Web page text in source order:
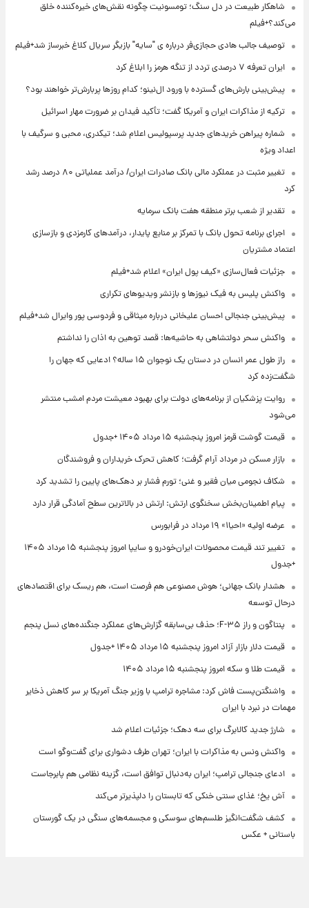
شاهکار طبیعت در دل سنگ؛ تومسونیت چگونه نقش‌های خیره‌کننده خلق
می‌کند؟+فیلم
توصیف جالب هادی حجازی‌فر درباره ی "سایه" بازیگر سریال کلاغ خبرساز شد+فیلم
ایران تعرفه ۷ درصدی تردد از تنگه هرمز را ابلاغ کرد
پیش‌بینی بارش‌های گسترده با ورود ال‌نینو؛ کدام روزها پربارش‌تر خواهند بود؟
ترکیه از مذاکرات ایران و آمریکا گفت؛ تأکید فیدان بر ضرورت مهار اسرائیل
شماره پیراهن خریدهای جدید پرسپولیس اعلام شد؛ تیکدری، محبی و سرگیف با
اعداد ویژه
تغییر مثبت در عملکرد مالی بانک صادرات ایران/ درآمد عملیاتی ۸۰ درصد رشد
کرد
تقدیر از شعب برتر منطقه هفت بانک سرمایه
اجرای برنامه تحول بانک با تمرکز بر منابع پایدار، درآمدهای کارمزدی و بازسازی
اعتماد مشتریان
جزئیات فعال‌سازی «کیف پول ایران» اعلام شد+فیلم
واکنش پلیس به فیک نیوزها و بازنشر ویدیوهای تکراری
پیش‌بینی جنجالی احسان علیخانی درباره میثاقی و فردوسی پور وایرال شد+فیلم
واکنش سحر دولتشاهی به حاشیه‌ها: قصد توهین به اذان را نداشتم
راز طول عمر انسان در دستان یک نوجوان ۱۵ ساله؟ ادعایی که جهان را
شگفت‌زده کرد
روایت پزشکیان از برنامه‌های دولت برای بهبود معیشت مردم امشب منتشر
می‌شود
قیمت گوشت قرمز امروز پنجشنبه ۱۵ مرداد ۱۴۰۵ +جدول
بازار مسکن در مرداد آرام گرفت؛ کاهش تحرک خریداران و فروشندگان
شکاف نجومی میان فقیر و غنی؛ تورم فشار بر دهک‌های پایین را تشدید کرد
پیام اطمینان‌بخش سخنگوی ارتش: ارتش در بالاترین سطح آمادگی قرار دارد
عرضه اولیه «احیا۱» ۱۹ مرداد در فرابورس
تغییر تند قیمت محصولات ایران‌خودرو و سایپا امروز پنجشنبه ۱۵ مرداد ۱۴۰۵
+جدول
هشدار بانک جهانی؛ هوش مصنوعی هم فرصت است، هم ریسک برای اقتصادهای
درحال توسعه
پنتاگون و راز F-۳۵؛ حذف بی‌سابقه گزارش‌های عملکرد جنگنده‌های نسل پنجم
قیمت دلار بازار آزاد امروز پنجشنبه ۱۵ مرداد ۱۴۰۵ +جدول
قیمت طلا و سکه امروز پنجشنبه ۱۵ مرداد ۱۴۰۵
واشنگتن‌پست فاش کرد: مشاجره ترامپ با وزیر جنگ آمریکا بر سر کاهش ذخایر
مهمات در نبرد با ایران
شارژ جدید کالابرگ برای سه دهک؛ جزئیات اعلام شد
واکنش ونس به مذاکرات با ایران؛ تهران طرف دشواری برای گفت‌وگو است
ادعای جنجالی ترامپ؛ ایران به‌دنبال توافق است، گزینه نظامی هم پابرجاست
آش یخ؛ غذای سنتی خنکی که تابستان را دلپذیرتر می‌کند
کشف شگفت‌انگیز طلسم‌های سوسکی و مجسمه‌های سنگی در یک گورستان
باستانی + عکس